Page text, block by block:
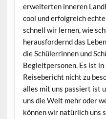
erweiterten inneren
cool und erfolgreich
schnell wir lernen, wie
herausfordernd das
die Schülerrinnen und
Begleitpersonen. Es ist
Reisebericht nicht zu
alles mit uns passiert ist
uns die Welt mehr oder
können wir natürlich uns